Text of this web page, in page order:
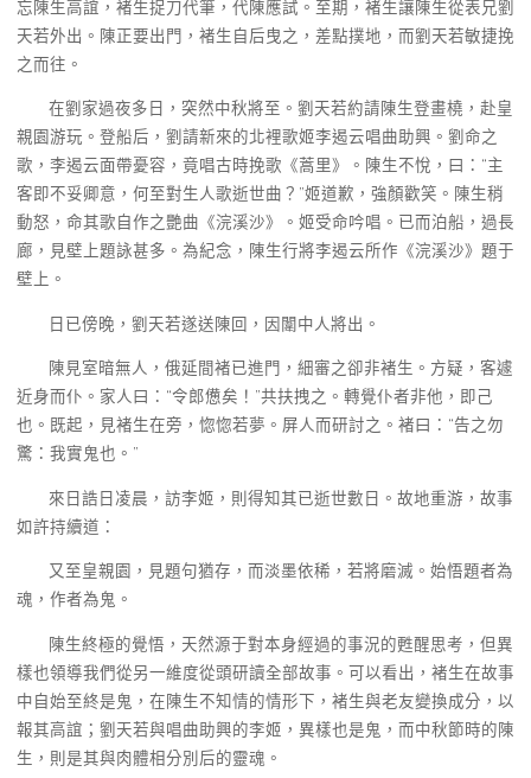
忘陳生高誼，褚生捉刀代筆，代陳應試。至期，褚生讓陳生從表兄劉
天若外出。陳正要出門，褚生自后曳之，差點撲地，而劉天若敏捷挽
之而往。
在劉家過夜多日，突然中秋將至。劉天若約請陳生登畫橈，赴皇
親園游玩。登船后，劉請新來的北裡歌姬李遏云唱曲助興。劉命之
歌，李遏云面帶憂容，竟唱古時挽歌《蒿里》。陳生不悅，曰：“主
客即不妥卿意，何至對生人歌逝世曲？”姬道歉，強顏歡笑。陳生稍
動怒，命其歌自作之艷曲《浣溪沙》。姬受命吟唱。已而泊船，過長
廊，見壁上題詠甚多。為紀念，陳生行將李遏云所作《浣溪沙》題于
壁上。
日已傍晚，劉天若遂送陳回，因闈中人將出。
陳見室暗無人，俄延間褚已進門，細審之卻非褚生。方疑，客遽
近身而仆。家人曰：“令郎憊矣！”共扶拽之。轉覺仆者非他，即己
也。既起，見褚生在旁，惚惚若夢。屏人而研討之。褚曰：“告之勿
驚：我實鬼也。”
來日誥日凌晨，訪李姬，則得知其已逝世數日。故地重游，故事
如許持續道：
又至皇親園，見題句猶存，而淡墨依稀，若將磨滅。始悟題者為
魂，作者為鬼。
陳生終極的覺悟，天然源于對本身經過的事況的甦醒思考，但異
樣也領導我們從另一維度從頭研讀全部故事。可以看出，褚生在故事
中自始至終是鬼，在陳生不知情的情形下，褚生與老友變換成分，以
報其高誼；劉天若與唱曲助興的李姬，異樣也是鬼，而中秋節時的陳
生，則是其與肉體相分別后的靈魂。